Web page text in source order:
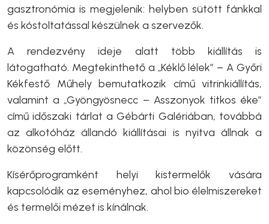
gasztronómia is megjelenik: helyben sütött fánkkal
és kóstoltatással készülnek a szervezők.
A rendezvény ideje alatt több kiállítás is
látogatható. Megtekinthető a „Kéklő lélek” – A Győri
Kékfestő Műhely bemutatkozik című vitrinkiállítás,
valamint a „Gyöngyösnecc – Asszonyok titkos éke”
című időszaki tárlat a Gébárti Galériában, továbbá
az alkotóház állandó kiállításai is nyitva állnak a
közönség előtt.
Kísérőprogramként helyi kistermelők vására
kapcsolódik az eseményhez, ahol bio élelmiszereket
és termelői mézet is kínálnak.